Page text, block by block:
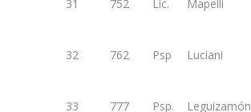
31 752 Lic. Mapelli
32 762 Psp Luciani
33 777 Psp.
Leguizamón